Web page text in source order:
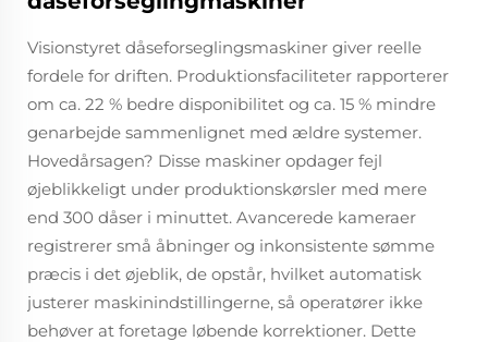
Visionstyret dåseforseglingsmaskiner giver reelle
fordele for driften. Produktionsfaciliteter rapporterer
om ca. 22 % bedre disponibilitet og ca. 15 % mindre
genarbejde sammenlignet med ældre systemer.
Hovedårsagen? Disse maskiner opdager fejl
øjeblikkeligt under produktionskørsler med mere
end 300 dåser i minuttet. Avancerede kameraer
registrerer små åbninger og inkonsistente sømme
præcis i det øjeblik, de opstår, hvilket automatisk
justerer maskinindstillingerne, så operatører ikke
behøver at foretage løbende korrektioner. Dette